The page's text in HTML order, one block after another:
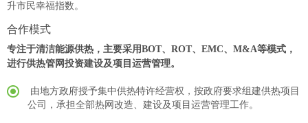
升市民幸福指数。
合作模式
专注于清洁能源供热，主要采用BOT、ROT、EMC、M&A等模式，
进行供热管网投资建设及项目运营管理。
由地方政府授予集中供热特许经营权，按政府要求组建供热项目
公司，承担全部热网改造、建设及项目运营管理工作。